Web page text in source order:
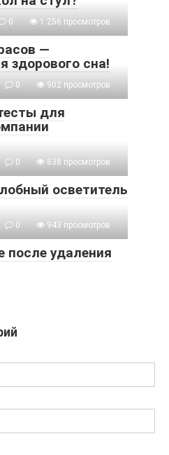
0 1 256 просмотров
—
здорового сна!
0 902 просмотров
для
0 838 просмотров
осветитель
0 943 просмотров
после удаления